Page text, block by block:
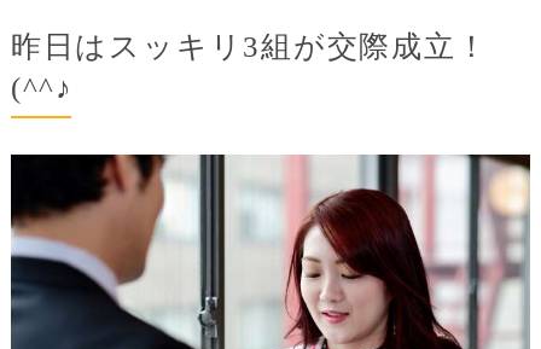
昨日はスッキリ3組が交際成立！
(^^♪